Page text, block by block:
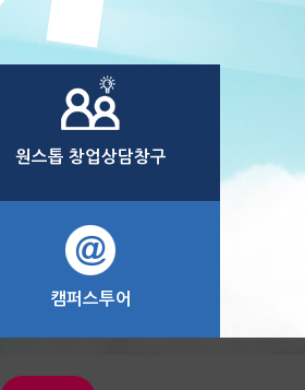
원스톱 창업상담창구
캠퍼스투어